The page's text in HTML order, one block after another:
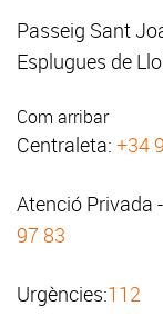
Passeig Sant
Esplugues de
Com arribar
Centraleta: +34
Atenció Privada
97 83
Urgències:112